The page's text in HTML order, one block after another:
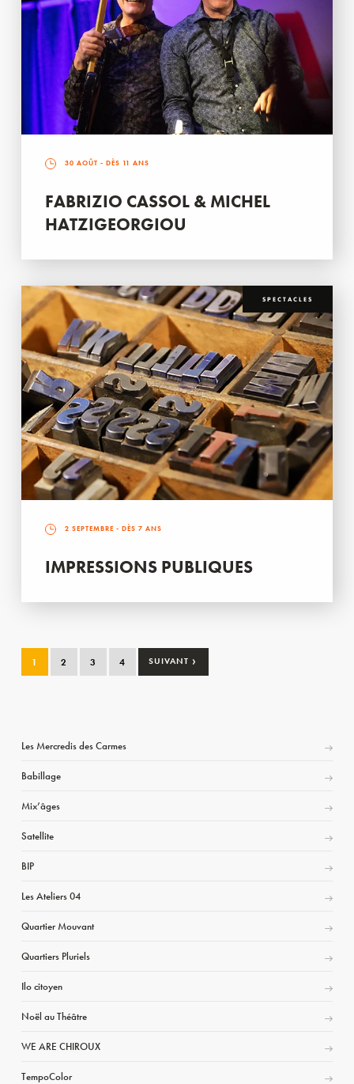
30 AOÛT - DÈS 11 ANS
FABRIZIO CASSOL & MICHEL
HATZIGEORGIOU
SPECTACLES
2 SEPTEMBRE - DÈS 7 ANS
IMPRESSIONS PUBLIQUES
1 2 3 4 SUIVANT ›
Les Mercredis des Carmes
Babillage
Mix’âges
Satellite
BIP
Les Ateliers 04
Quartier Mouvant
Quartiers Pluriels
Ilo citoyen
Noël au Théâtre
WE ARE CHIROUX
TempoColor